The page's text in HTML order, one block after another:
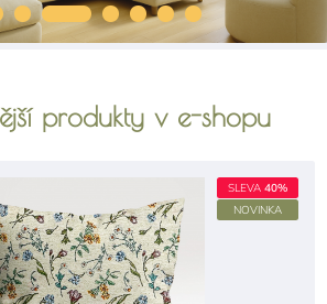
produkty v e-shopu
SLEVA 40%
NOVINKA